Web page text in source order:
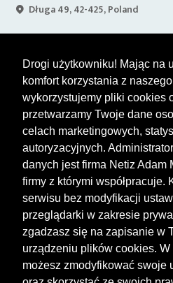
Drogi użytkowniku! Mając na
komfort korzystania z
wykorzystujemy pliki cookies
przetwarzamy Twoje dane
celach marketingowych,
autoryzacyjnych.
danych jest firma Netiz Adam
firmy z którymi współpracuje.
serwisu bez modyfikacji
przeglądarki w zakresie
zgadzasz się na zapisanie w
urządzeniu plików cookies.
możesz zmodyfikować swoje
Długa 49, 42-425, Poland
Warto zobaczyć Serwisy
Bary Zakwaterowanie Tory
Targi Giełdy Szkolenia
FOLLOW US
© 2026 by MotoWhizzer.com